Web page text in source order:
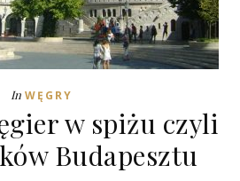
In WĘGRY
w spiżu czyli
Budapesztu